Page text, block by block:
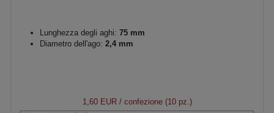
Lunghezza degli aghi: 75 mm
Diametro dell'ago: 2,4 mm
1,60 EUR/ confezione (10 pz.)